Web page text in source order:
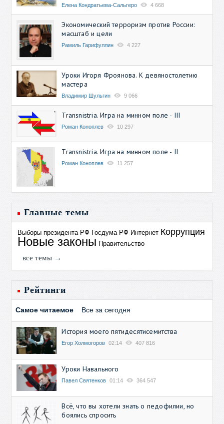
Елена Кондратьева-Сальгеро 4 668
Экономический терроризм против России:
масштаб и цели
Рамиль Гарифуллин 4 227
Уроки Игоря Фроянова. К девяностолетию
мастера
Владимир Шульгин 9 066
Transnistria. Игра на минном поле - III
Роман Коноплев 10 297
Transnistria. Игра на минном поле - II
Роман Коноплев 11 257
Главные темы
Выборы президента РФ Госдума РФ Интернет Коррупция
Новые законы Правительство
все темы →
Рейтинги
Самое читаемое Все за сегодня
История моего пятидесятисемитства
Егор Холмогоров 02:14 407 816
Уроки Навального
Павел Святенков 01:14 364 547
Всё, что вы хотели знать о педофилии, но
боялись спросить